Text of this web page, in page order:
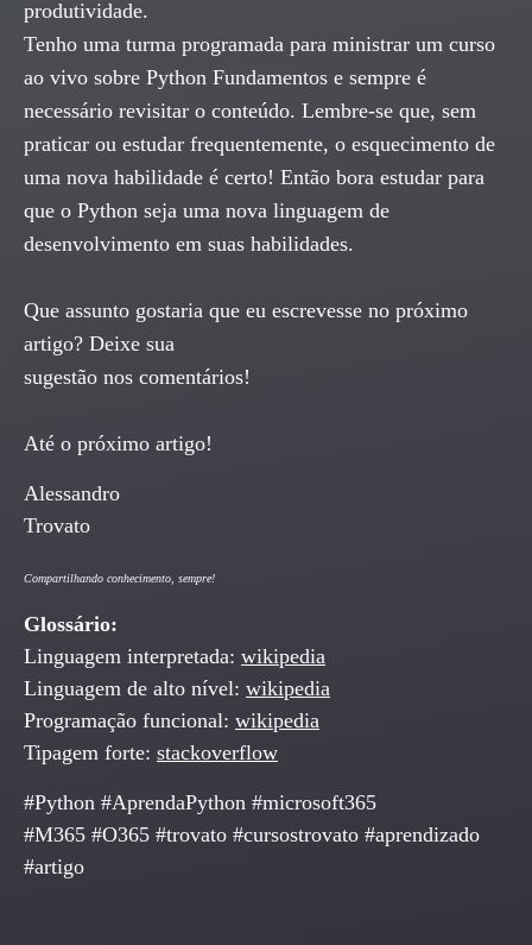
produtividade.
Tenho uma turma programada para ministrar um curso
ao vivo sobre Python Fundamentos e sempre é
necessário revisitar o conteúdo. Lembre-se que, sem
praticar ou estudar frequentemente, o esquecimento de
uma nova habilidade é certo! Então bora estudar para
que o Python seja uma nova linguagem de
desenvolvimento em suas habilidades.
Que assunto gostaria que eu escrevesse no próximo
artigo? Deixe sua
sugestão nos comentários!
Até o próximo artigo!
Alessandro
Trovato
Compartilhando conhecimento, sempre!
Glossário:
Linguagem interpretada: wikipedia
Linguagem de alto nível: wikipedia
Programação funcional: wikipedia
Tipagem forte: stackoverflow
#Python #AprendaPython #microsoft365
#M365 #O365 #trovato #cursostrovato #aprendizado
#artigo